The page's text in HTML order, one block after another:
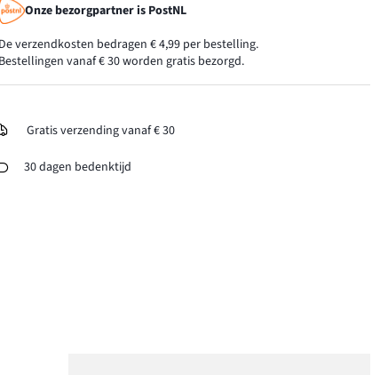
Onze bezorgpartner is PostNL
De verzendkosten bedragen € 4,99 per bestelling.
Bestellingen vanaf € 30 worden gratis bezorgd.
Gratis verzending vanaf € 30
30 dagen bedenktijd